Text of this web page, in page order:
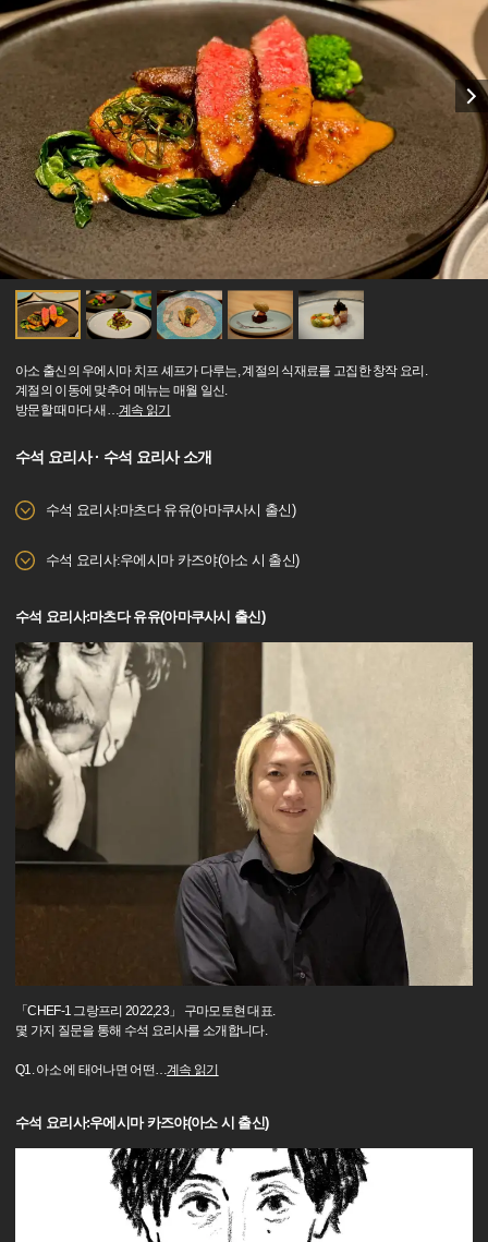
아소 출신의 우에시마 치프 셰프가 다루는, 계절의 식재료를 고집한 창작 요리.
계절의 이동에 맞추어 메뉴는 매월 일신.
방문할 때마다 새 …계속 읽기
수석 요리사 · 수석 요리사 소개
수석 요리사:마츠다 유유(아마쿠사시 출신)
수석 요리사:우에시마 카즈야(아소 시 출신)
수석 요리사:마츠다 유유(아마쿠사시 출신)
「CHEF-1 그랑프리 2022,23」 구마모토현 대표.
몇 가지 질문을 통해 수석 요리사를 소개합니다.
Q1. 아소 에 태어나면 어떤…계속 읽기
수석 요리사:우에시마 카즈야(아소 시 출신)